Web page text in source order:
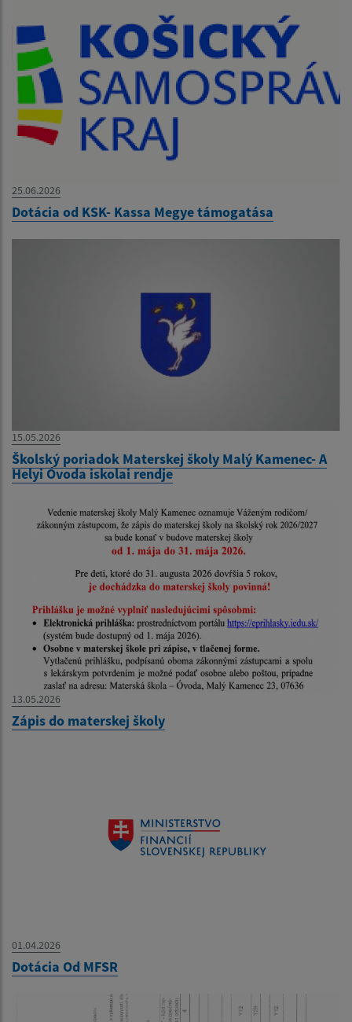
25.06.2026
Dotácia od KSK- Kassa Megye támogatása
15.05.2026
Školský poriadok Materskej školy Malý Kamenec- A
Helyi Óvoda iskolai rendje
13.05.2026
Zápis do materskej školy
01.04.2026
Dotácia Od MFSR